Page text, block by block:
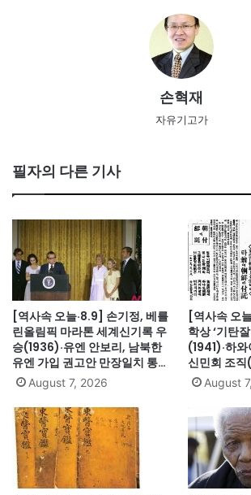
손혁재
자유기고가
필자의 다른 기사
[역사속 오늘·8.9] 손기정, 베를
린올림픽 마라톤 세계신기록 우
승(1936)·유엔 안보리, 남북한
유엔 가입 권고안 만장일치 통과
(1991)·싱가포르, 말레이시아에
서 분리 독립(1965)·닉슨, 워터
게이트로 사상 첫 대통령 사임
(1974)
August 7, 2026
[역사속 오
학상 ‘기탄
(1941)·하
신민회 조직
인트헬레나
군, 스페인
(1588)·美
시티 화성
트리스트에
August